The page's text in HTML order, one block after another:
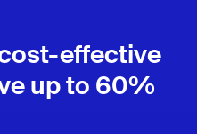
effective
up to 60%